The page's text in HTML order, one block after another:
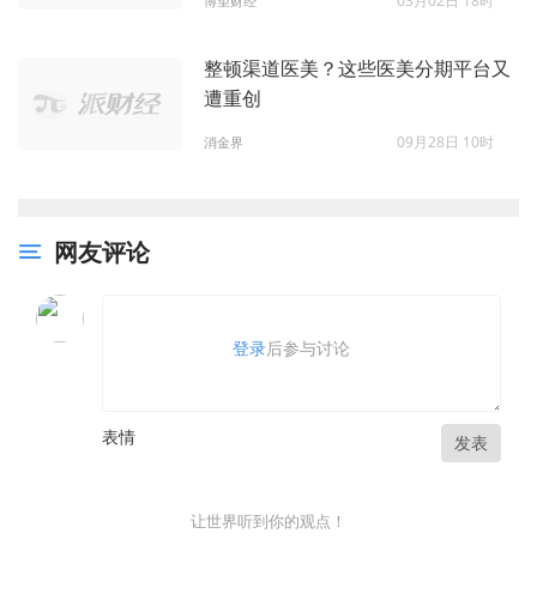
整顿渠道医美？这些医美分期平台又
遭重创
消金界 09月28日 10时
网友评论
登录后参与讨论
表情 发表
让世界听到你的观点！